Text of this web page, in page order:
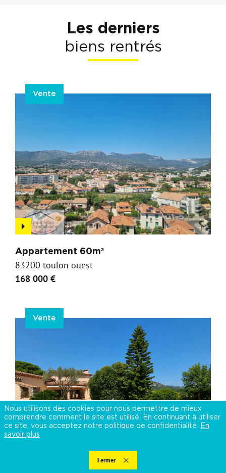
Les derniers
biens rentrés
Vente
Appartement 60m²
83200 toulon ouest
168 000 €
Vente
Nous utilisons des cookies pour nous permettre de mieux
comprendre comment le site est utilisé. En continuant à utiliser
ce site, vous acceptez notre politique de confidentialité.
En
savoir plus
Fermer